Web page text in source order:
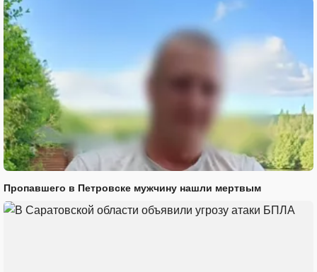
Пропавшего в Петровске мужчину нашли мертвым